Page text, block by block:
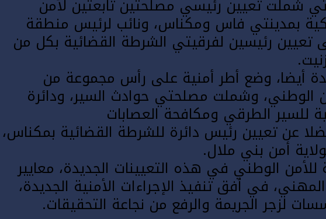
شملت تعيين رئيسي مصلحتين تابعتين لأمن
بمدينتي فاس ومكناس، ونائب لرئيس منطقة
تعيين رئيسين لفرقيتي الشرطة القضائية بكل من
أيضا، وضع أطر أمنية على رأس مجموعة من
الوطني، وشملت مصلحتي حوادث السير، ودائرة
للسير الطرقي ومكافحة العصابات
عن تعيين رئيس دائرة للشرطة القضائية بمكناس،
أمن بني ملال.
للأمن الوطني في هذه التعيينات الجديدة، معايير
في أفق تنفيذ الإجراءات الأمنية الجديدة،
لزجر الجريمة والرفع من نجاعة التحقيقات.